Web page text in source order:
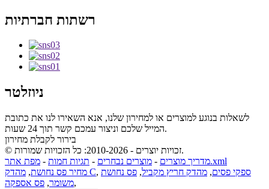
רשתות חברתיות
ניוזלטר
לשאלות בנוגע למוצרים או למחירון שלנו, אנא השאירו לנו את כתובת
המייל שלכם וניצור עמכם קשר תוך 24 שעות.
בירור לקבלת מחירון
© זכויות יוצרים - 2010-2026: כל הזכויות שמורות.
מדריך מוצרים - מוצרים נבחרים - תגיות חמות -
מפת אתר.xml
מחיר פס נחושת, מהדק C, ספקי פסים, מהדק חריץ מקביל, פס נחושת
משומר, פס אספקה ,